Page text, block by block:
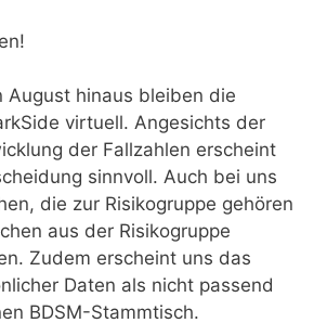
August hinaus bleiben die
virtuell. Angesichts der
der Fallzahlen erscheint
sinnvoll. Auch bei uns
die zur Risikogruppe gehören
aus der Risikogruppe
Zudem erscheint uns das
Daten als nicht passend
BDSM-Stammtisch.